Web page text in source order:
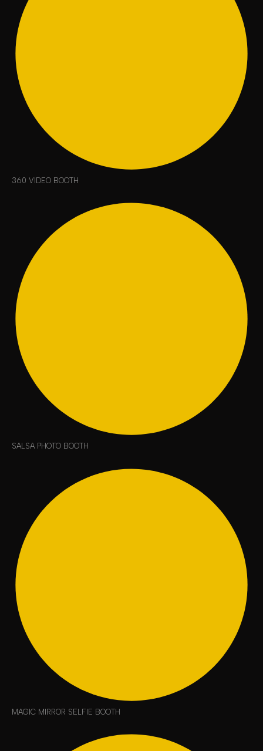
360 VIDEO BOOTH
SALSA PHOTO BOOTH
MAGIC MIRROR SELFIE BOOTH